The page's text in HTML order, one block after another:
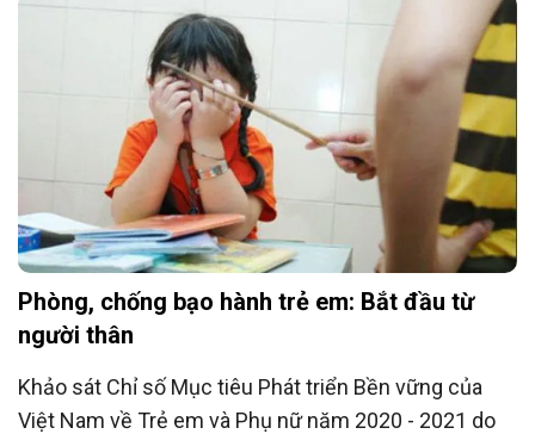
Phòng, chống bạo hành trẻ em: Bắt đầu từ
người thân
Khảo sát Chỉ số Mục tiêu Phát triển Bền vững của
Việt Nam về Trẻ em và Phụ nữ năm 2020 - 2021 do